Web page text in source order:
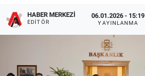
HABER MERKEZI
EDITÖR
06.01.2026 - 15:19
YAYINLANMA